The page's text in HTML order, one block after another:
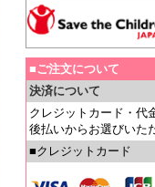
■ご注文について
決済について
クレジットカード・代
後払いからお選びいた
■クレジットカード